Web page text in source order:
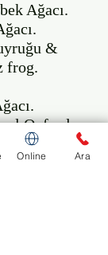
Ağacı.
&
frog.
Oxford
Online Ara